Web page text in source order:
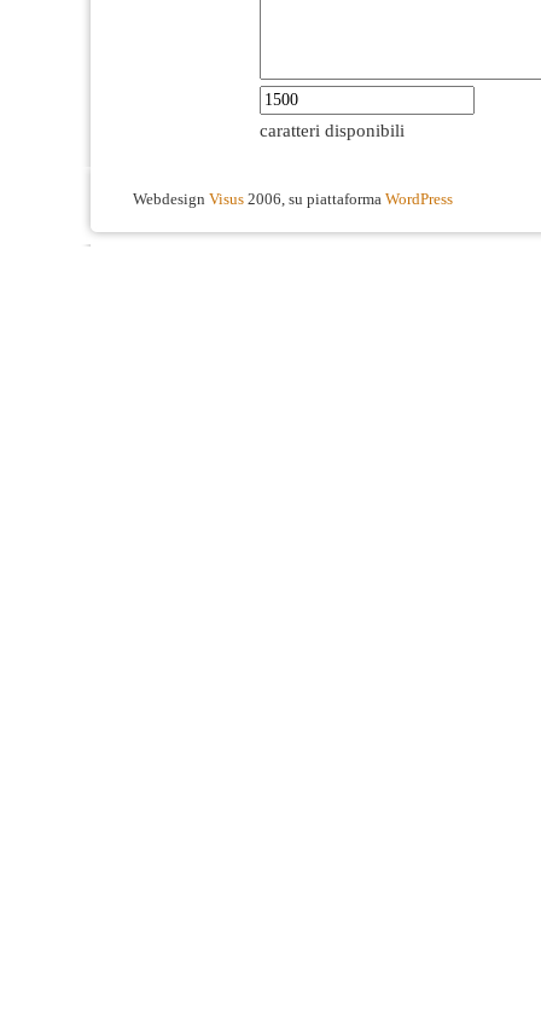
caratteri disponibili
Webdesign Visus 2006, su piattaforma WordPress